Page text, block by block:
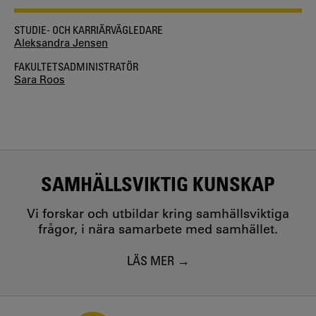
STUDIE- OCH KARRIÄRVÄGLEDARE
Aleksandra Jensen
FAKULTETSADMINISTRATÖR
Sara Roos
SAMHÄLLSVIKTIG KUNSKAP
Vi forskar och utbildar kring samhällsviktiga
frågor, i nära samarbete med samhället.
LÄS MER